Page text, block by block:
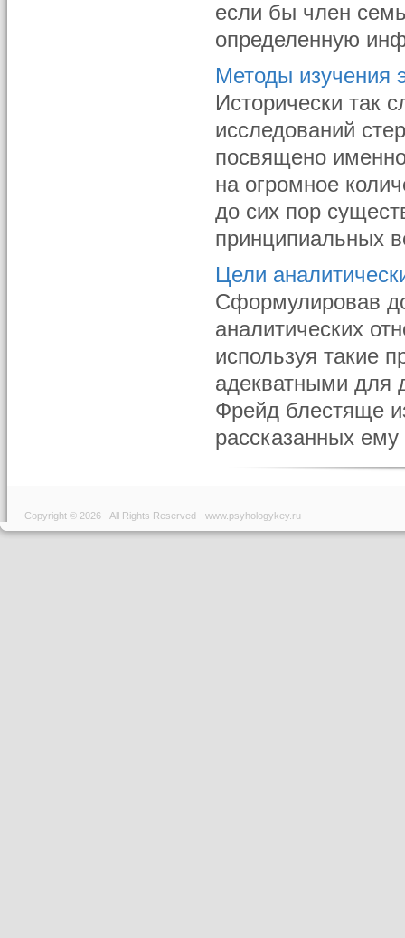
если бы член
определенную
Методы изучения
Исторически так
исследований
посвящено
на огромное
до сих пор
принципиальных
Цели
Сформулировав
аналитических
используя такие
адекватными для
Фрейд блестяще
рассказанных
Copyright © 2026 - All Rights Reserved - www.psyhologykey.ru